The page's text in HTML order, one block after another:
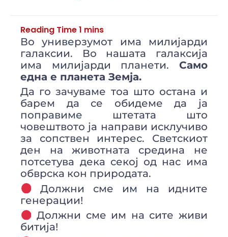
Во универзумот има милијарди
галаксии. Во нашата галаксија
има милијарди планети. Само
една е планета Земја.
Да го зачуваме тоа што остана и
барем да се обидеме да ја
поправиме штетата што
човештвото ја направи исклучиво
за сопствен интерес. Светскиот
ден на животната средина не
потсетува дека секој од нас има
обврска кон природата.
Должни сме им на идните
генерации!
Должни сме им на сите живи
битија!